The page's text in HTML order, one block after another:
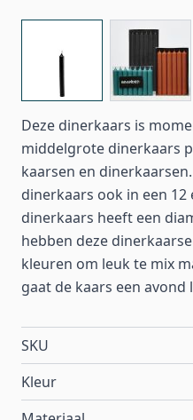
View larger image
View
Deze dinerkaars is
middelgrote dinerkaars
kaarsen en
dinerkaars ook in een 12
dinerkaars heeft een
hebben deze
kleuren om leuk te mix
gaat de kaars een avond
SKU
Kleur